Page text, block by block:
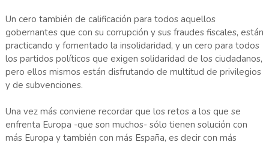
Un cero también de calificación para todos aquellos
gobernantes que con su corrupción y sus fraudes fiscales, están
practicando y fomentado la insolidaridad, y un cero para todos
los partidos políticos que exigen solidaridad de los ciudadanos,
pero ellos mismos están disfrutando de multitud de privilegios
y de subvenciones.
Una vez más conviene recordar que los retos a los que se
enfrenta Europa -que son muchos- sólo tienen solución con
más Europa y también con más España, es decir con más